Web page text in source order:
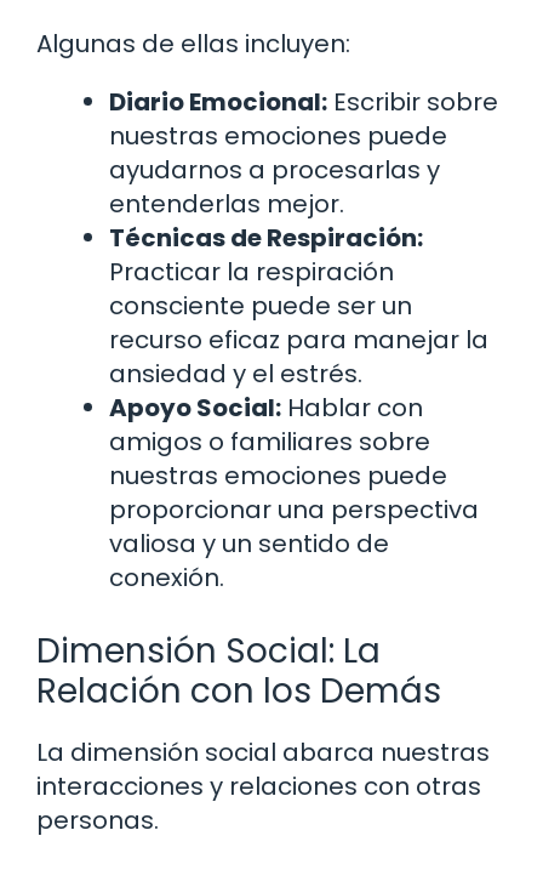
Algunas de ellas incluyen:
Diario Emocional: Escribir sobre
nuestras emociones puede
ayudarnos a procesarlas y
entenderlas mejor.
Técnicas de Respiración:
Practicar la respiración
consciente puede ser un
recurso eficaz para manejar la
ansiedad y el estrés.
Apoyo Social: Hablar con
amigos o familiares sobre
nuestras emociones puede
proporcionar una perspectiva
valiosa y un sentido de
conexión.
Dimensión Social: La
Relación con los Demás
La dimensión social abarca nuestras
interacciones y relaciones con otras
personas.